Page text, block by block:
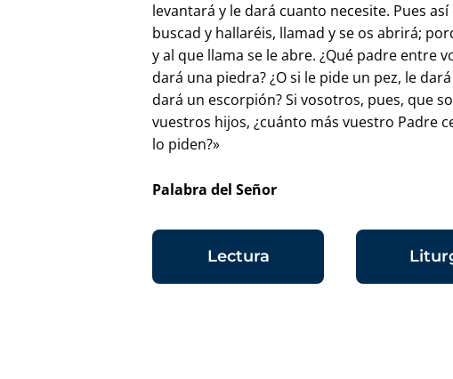
levantará y le dará cuanto necesite. Pues
buscad y hallaréis, llamad y se os abrirá;
y al que llama se le abre. ¿Qué padre entre
dará una piedra? ¿O si le pide un pez, le
dará un escorpión? Si vosotros, pues, que
vuestros hijos, ¿cuánto más vuestro Padre
lo piden?»
Palabra del Señor
Lectura